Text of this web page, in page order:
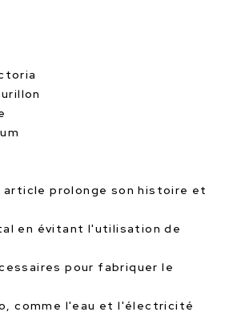
prolonge son histoire et
en évitant l'utilisation de
pour fabriquer le
comme l'eau et l'électricité